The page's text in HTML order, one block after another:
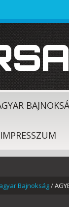
IMPRESSZUM
Bajnokság/